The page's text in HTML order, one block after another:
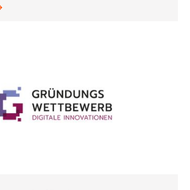
verschiedenen gültigen